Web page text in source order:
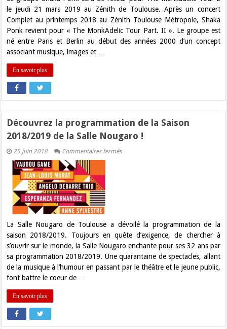
le jeudi 21 mars 2019 au Zénith de Toulouse. Après un concert
Complet au printemps 2018 au Zénith Toulouse Métropole, Shaka
Ponk revient pour « The MonkAdelic Tour Part. II ». Le groupe est
né entre Paris et Berlin au début des années 2000 d’un concept
associant musique, images et …
En savoir plus
Découvrez la programmation de la Saison
2018/2019 de la Salle Nougaro !
25 juin 2018 Commentaires ferméssur
Salle
Nougaro
!
La Salle Nougaro de Toulouse a dévoilé la programmation de la
saison 2018/2019. Toujours en quête d’exigence, de chercher à
s’ouvrir sur le monde, la Salle Nougaro enchante pour ses 32 ans par
sa programmation 2018/2019. Une quarantaine de spectacles, allant
de la musique à l’humour en passant par le théâtre et le jeune public,
font battre le coeur de …
En savoir plus